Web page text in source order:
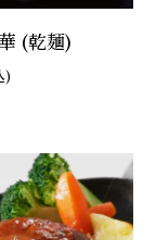
(乾麺)